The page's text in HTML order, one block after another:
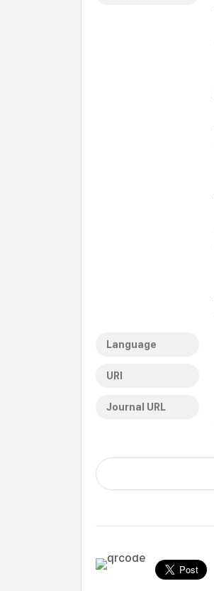
Language
URI
Journal URL